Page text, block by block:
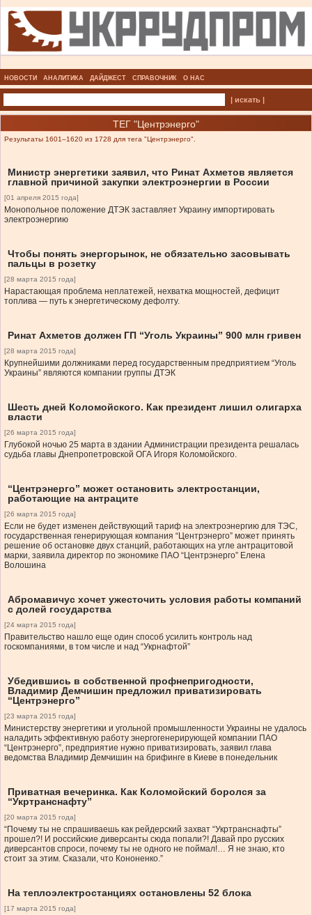
НОВОСТИ АНАЛИТИКА ДАЙДЖЕСТ СПРАВОЧНИК О НАС
| искать |
ТЕГ "Центрэнерго"
Результаты 1601–1620 из 1728 для тега "Центрэнерго".
Министр энергетики заявил, что Ринат Ахметов является
главной причиной закупки электроэнергии в России
[01 апреля 2015 года]
Монопольное положение ДТЭК заставляет Украину импортировать
электроэнергию
Чтобы понять энергорынок, не обязательно засовывать
пальцы в розетку
[28 марта 2015 года]
Нарастающая проблема неплатежей, нехватка мощностей, дефицит
топлива — путь к энергетическому дефолту.
Ринат Ахметов должен ГП “Уголь Украины” 900 млн гривен
[28 марта 2015 года]
Крупнейшими должниками перед государственным предприятием “Уголь
Украины” являются компании группы ДТЭК
Шесть дней Коломойского. Как президент лишил олигарха
власти
[26 марта 2015 года]
Глубокой ночью 25 марта в здании Администрации президента решалась
судьба главы Днепропетровской ОГА Игоря Коломойского.
“Центрэнерго” может остановить электростанции,
работающие на антраците
[26 марта 2015 года]
Если не будет изменен действующий тариф на электроэнергию для ТЭС,
государственная генерирующая компания “Центрэнерго” может принять
решение об остановке двух станций, работающих на угле антрацитовой
марки, заявила директор по экономике ПАО “Центрэнерго” Елена
Волошина
Абромавичус хочет ужесточить условия работы компаний
с долей государства
[24 марта 2015 года]
Правительство нашло еще один способ усилить контроль над
госкомпаниями, в том числе и над “Укрнафтой”
Убедившись в собственной профнепригодности,
Владимир Демчишин предложил приватизировать
“Центрэнерго”
[23 марта 2015 года]
Министерству энергетики и угольной промышленности Украины не удалось
наладить эффективную работу энергогенерирующей компании ПАО
“Центрэнерго”, предприятие нужно приватизировать, заявил глава
ведомства Владимир Демчишин на брифинге в Киеве в понедельник
Приватная вечеринка. Как Коломойский боролся за
“Укртранснафту”
[20 марта 2015 года]
“Почему ты не спрашиваешь как рейдерский захват “Укртранснафты”
прошел?! И российские диверсанты сюда попали?! Давай про русских
диверсантов спроси, почему ты не одного не поймал!… Я не знаю, кто
стоит за этим. Сказали, что Кононенко.”
На теплоэлектростанциях остановлены 52 блока
[17 марта 2015 года]